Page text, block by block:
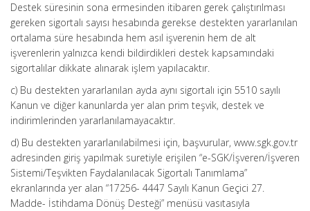
Destek süresinin sona ermesinden itibaren gerek çalıştırılması
gereken sigortalı sayısı hesabında gerekse destekten yararlanılan
ortalama süre hesabında hem asıl işverenin hem de alt
işverenlerin yalnızca kendi bildirdikleri destek kapsamındaki
sigortalılar dikkate alınarak işlem yapılacaktır.
c) Bu destekten yararlanılan ayda aynı sigortalı için 5510 sayılı
Kanun ve diğer kanunlarda yer alan prim teşvik, destek ve
indirimlerinden yararlanılamayacaktır.
d) Bu destekten yararlanılabilmesi için, başvurular, www.sgk.gov.tr
adresinden giriş yapılmak suretiyle erişilen “e-SGK/İşveren/İşveren
Sistemi/Teşvikten Faydalanılacak Sigortalı Tanımlama”
ekranlarında yer alan “17256- 4447 Sayılı Kanun Geçici 27.
Madde- İstihdama Dönüş Desteği” menüsü vasıtasıyla